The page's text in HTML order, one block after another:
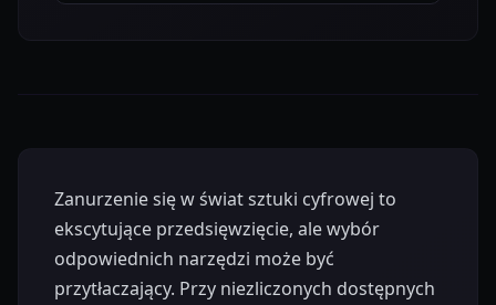
Zanurzenie się w świat sztuki cyfrowej to
ekscytujące przedsięwzięcie, ale wybór
odpowiednich narzędzi może być
przytłaczający. Przy niezliczonych dostępnych